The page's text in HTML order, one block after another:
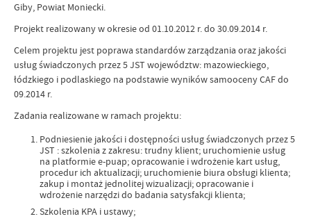
Giby, Powiat Moniecki.
Projekt realizowany w okresie od 01.10.2012 r. do 30.09.2014 r.
Celem projektu jest poprawa standardów zarządzania oraz jakości
usług świadczonych przez 5 JST województw: mazowieckiego,
łódzkiego i podlaskiego na podstawie wyników samooceny CAF do
09.2014 r.
Zadania realizowane w ramach projektu:
Podniesienie jakości i dostępności usług świadczonych przez 5
JST : szkolenia z zakresu: trudny klient; uruchomienie usług
na platformie e-puap; opracowanie i wdrożenie kart usług,
procedur ich aktualizacji; uruchomienie biura obsługi klienta;
zakup i montaż jednolitej wizualizacji; opracowanie i
wdrożenie narzędzi do badania satysfakcji klienta;
Szkolenia KPA i ustawy;